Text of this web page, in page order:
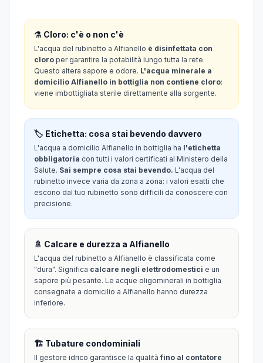
⚗️ Cloro: c'è o non c'è
L'acqua del rubinetto a Alfianello è disinfettata con
cloro per garantire la potabilità lungo tutta la rete.
Questo altera sapore e odore. L'acqua minerale a
domicilio Alfianello in bottiglia non contiene cloro:
viene imbottigliata sterile direttamente alla sorgente.
🏷️ Etichetta: cosa stai bevendo davvero
L'acqua a domicilio Alfianello in bottiglia ha l'etichetta
obbligatoria con tutti i valori certificati al Ministero della
Salute. Sai sempre cosa stai bevendo. L'acqua del
rubinetto invece varia da zona a zona: i valori esatti che
escono dal tuo rubinetto sono difficili da conoscere con
precisione.
🚿 Calcare e durezza a Alfianello
L'acqua del rubinetto a Alfianello è classificata come
"dura". Significa calcare negli elettrodomestici e un
sapore più pesante. Le acque oligominerali in bottiglia
consegnate a domicilio a Alfianello hanno durezza
inferiore.
🏗️ Tubature condominiali
Il gestore idrico garantisce la qualitàfino al contatore